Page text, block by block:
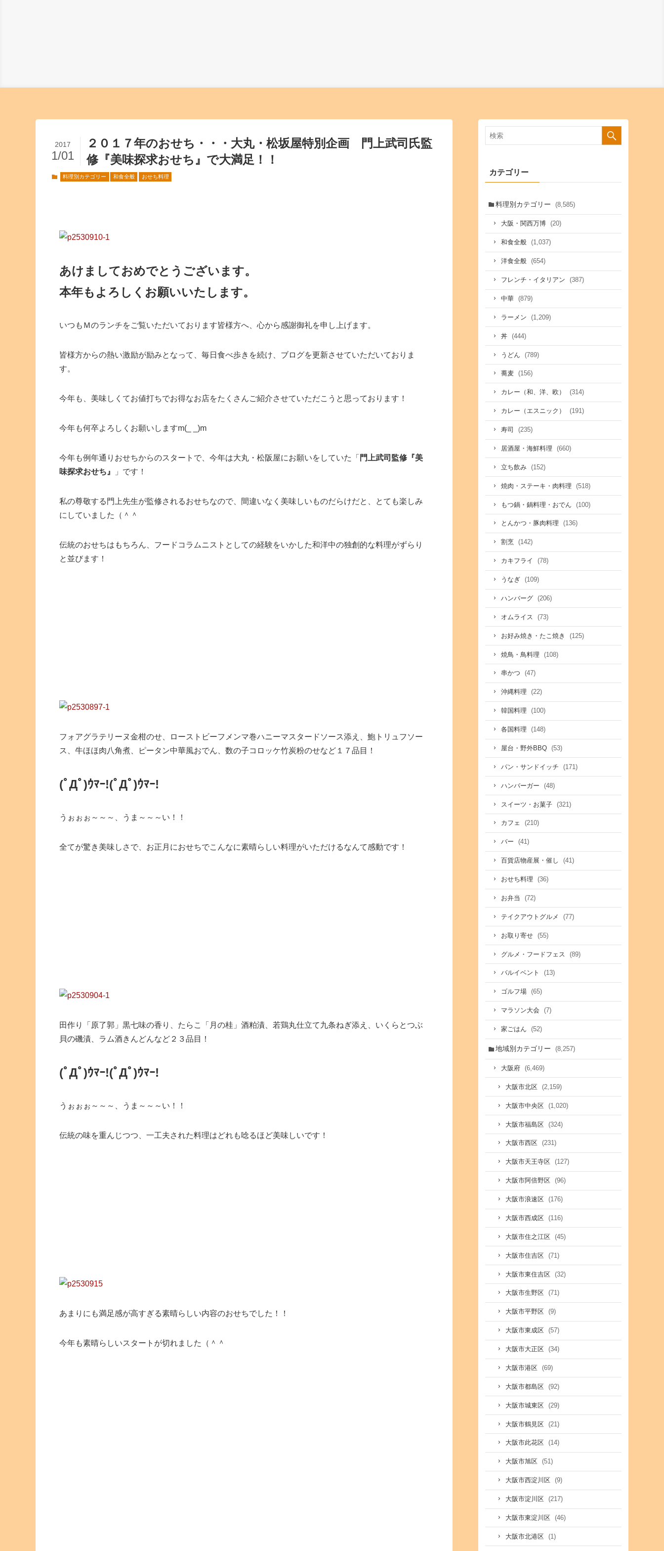
２０１７年のおせち・・・大丸・松坂屋特別企画 門上武司氏監
修『美味探求おせち』で大満足！！
2017
1/01
料理別カテゴリー 和食全般 おせち料理
あけましておめでとうございます。
本年もよろしくお願いいたします。
いつもＭのランチをご覧いただいております皆様方へ、心から感謝御礼を申し上げます。
皆様方からの熱い激励が励みとなって、毎日食べ歩きを続け、ブログを更新させていただいておりま
す。
今年も、美味しくてお値打ちでお得なお店をたくさんご紹介させていただこうと思っております！
今年も何卒よろしくお願いしますm(_ _)m
今年も例年通りおせちからのスタートで、今年は大丸・松阪屋にお願いをしていた「 門上武司監修『美
味探求おせち』
」です！
私の尊敬する門上先生が監修されるおせちなので、間違いなく美味しいものだらけだと、とても楽しみ
にしていました（＾＾
伝統のおせちはもちろん、フードコラムニストとしての経験をいかした和洋中の独創的な料理がずらり
と並びます！
フォアグラテリーヌ金柑のせ、ローストビーフメンマ巻ハニーマスタードソース添え、鮑トリュフソー
ス、牛ほほ肉八角煮、ピータン中華風おでん、数の子コロッケ竹炭粉のせなど１７品目！
(ﾟДﾟ)ｳﾏｰ!(ﾟДﾟ)ｳﾏｰ!
うぉぉぉ～～～、うま～～～い！！
全てが驚き美味しさで、お正月におせちでこんなに素晴らしい料理がいただけるなんて感動です！
田作り「原了郭」黒七味の香り、たらこ「月の桂」酒粕漬、若鶏丸仕立て九条ねぎ添え、いくらとつぶ
貝の磯漬、ラム酒きんどんなど２３品目！
(ﾟДﾟ)ｳﾏｰ!(ﾟДﾟ)ｳﾏｰ!
うぉぉぉ～～～、うま～～～い！！
伝統の味を重んじつつ、一工夫された料理はどれも唸るほど美味しいです！
あまりにも満足感が高すぎる素晴らしい内容のおせちでした！！
今年も素晴らしいスタートが切れました（＾＾
カテゴリー
料理別カテゴリー (8,585)
大阪・関西万博 (20)
和食全般 (1,037)
洋食全般 (654)
フレンチ・イタリアン (387)
中華 (879)
ラーメン (1,209)
丼 (444)
うどん (789)
蕎麦 (156)
カレー（和、洋、欧） (314)
カレー（エスニック） (191)
寿司 (235)
居酒屋・海鮮料理 (660)
立ち飲み (152)
焼肉・ステーキ・肉料理 (518)
もつ鍋・鍋料理・おでん (100)
とんかつ・豚肉料理 (136)
割烹 (142)
カキフライ (78)
うなぎ (109)
ハンバーグ (206)
オムライス (73)
お好み焼き・たこ焼き (125)
焼鳥・鳥料理 (108)
串かつ (47)
沖縄料理 (22)
韓国料理 (100)
各国料理 (148)
屋台・野外BBQ (53)
パン・サンドイッチ (171)
ハンバーガー (48)
スイーツ・お菓子 (321)
カフェ (210)
バー (41)
百貨店物産展・催し (41)
おせち料理 (36)
お弁当 (72)
テイクアウトグルメ (77)
お取り寄せ (55)
グルメ・フードフェス (89)
バルイベント (13)
ゴルフ場 (65)
マラソン大会 (7)
家ごはん (52)
地域別カテゴリー (8,257)
大阪府 (6,469)
大阪市北区 (2,159)
大阪市中央区 (1,020)
大阪市福島区 (324)
大阪市西区 (231)
大阪市天王寺区 (127)
大阪市阿倍野区 (96)
大阪市浪速区 (176)
大阪市西成区 (116)
大阪市住之江区 (45)
大阪市住吉区 (71)
大阪市東住吉区 (32)
大阪市生野区 (71)
大阪市平野区 (9)
大阪市東成区 (57)
大阪市大正区 (34)
大阪市港区 (69)
大阪市都島区 (92)
大阪市城東区 (29)
大阪市鶴見区 (21)
大阪市此花区 (14)
大阪市旭区 (51)
大阪市西淀川区 (9)
大阪市淀川区 (217)
大阪市東淀川区 (46)
大阪市北港区 (1)